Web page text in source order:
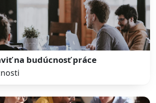
na budúcnosť práce